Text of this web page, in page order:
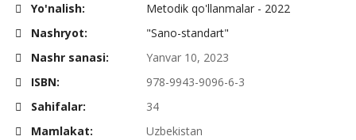
Yo'nalish:
Metodik qo'llanmalar - 2022
Nashryot:
"Sano-standart"
Nashr sanasi:
Yanvar 10, 2023
ISBN:
978-9943-9096-6-3
Sahifalar:
34
Mamlakat:
Uzbekistan